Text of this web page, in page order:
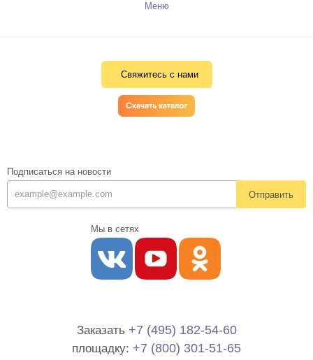
Меню
Свяжитесь с нами
Подписаться на новости
Отправить
Мы в сетях
Заказать +7 (495) 182-54-60
площадку: +7 (800) 301-51-65